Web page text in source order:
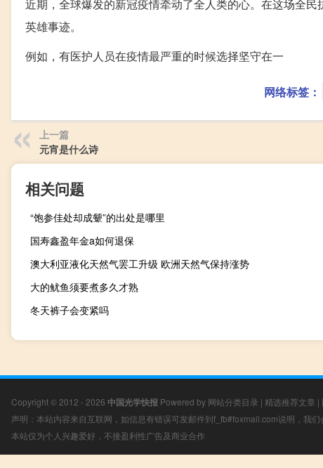
近期，全球爆发的新冠疫情牵动了全人类的心。在这场全
英雄事迹。
例如，有医护人员在疫情最严重的时候选择坚守在一
网络标签：
上一篇
元宵是什么诗
相关问题
“饱参佳处却成颦”的出处是哪里
国寿鑫盈年金a如何退保
澳大利亚液化天然气罢工升级 欧洲天然气保持涨势
大的鱿鱼须要煮多久才熟
冬天裤子会变紧吗
Copyright © 2012 - 2026 中国光学快报 Powered by 网站分类目录 | 精选推荐文章 |
声明：本站内容来自互联网，如信息有错误可发邮件到f_fb#foxmail.com说明，我们
本站仅为个人兴趣爱好，不接盈利性广告及商业合作